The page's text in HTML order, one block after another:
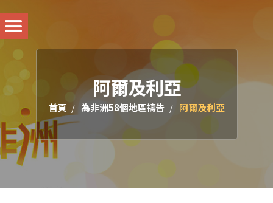
阿爾及利亞
首頁 為非洲58個地區禱告 阿爾及利亞